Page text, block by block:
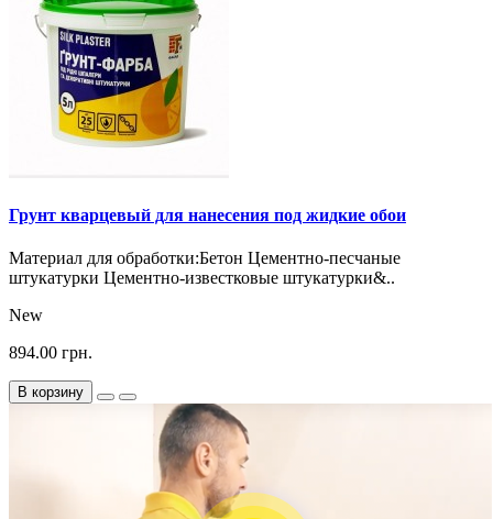
Грунт кварцевый для нанесения под жидкие обои
Материал для обработки:Бетон Цементно-песчаные
штукатурки Цементно-известковые штукатурки&..
New
894.00 грн.
В корзину